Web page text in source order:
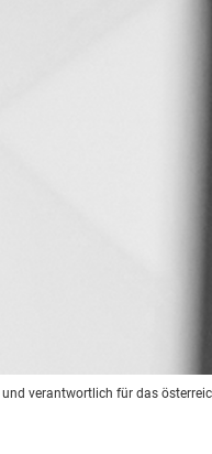
verantwortlich für das